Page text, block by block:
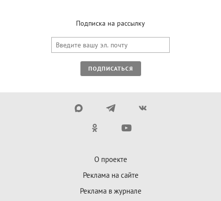
Подписка на рассылку
ПОДПИСАТЬСЯ
О проекте
Реклама на сайте
Реклама в журнале